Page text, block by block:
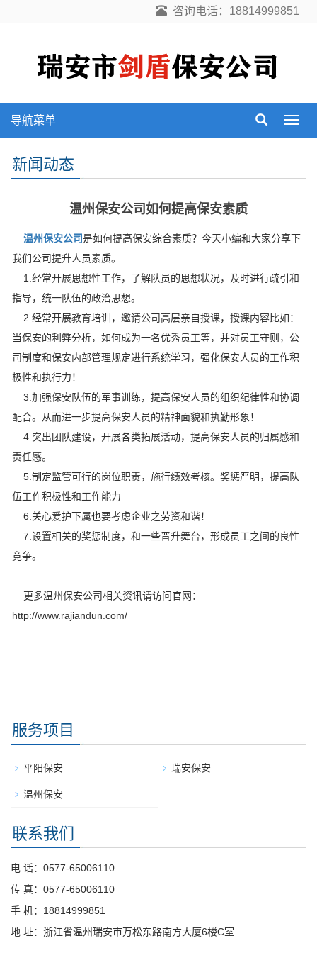
咨询电话：18814999851
导
导航菜单
新闻动态
温州保安公司如何提高保安素质
温州保安公司是如何提高保安综合素质？今天小编和大家分享下
我们公司提升人员素质。
1.经常开展思想性工作，了解队员的思想状况，及时进行疏引和
指导，统一队伍的政治思想。
2.经常开展教育培训，邀请公司高层亲自授课，授课内容比如：
当保安的利弊分析，如何成为一名优秀员工等，并对员工守则，公
司制度和保安内部管理规定进行系统学习，强化保安人员的工作积
极性和执行力！
3.加强保安队伍的军事训练，提高保安人员的组织纪律性和协调
配合。从而进一步提高保安人员的精神面貌和执勤形象！
4.突出团队建设，开展各类拓展活动，提高保安人员的归属感和
责任感。
5.制定监管可行的岗位职责，施行绩效考核。奖惩严明，提高队
伍工作积极性和工作能力
6.关心爱护下属也要考虑企业之劳资和谐！
7.设置相关的奖惩制度，和一些晋升舞台，形成员工之间的良性
竞争。
更多温州保安公司相关资讯请访问官网：
http://www.rajiandun.com/
服务项目
平阳保安 瑞安保安
温州保安
联系我们
电 话：0577-65006110
传 真：0577-65006110
手 机：18814999851
地 址：浙江省温州瑞安市万松东路南方大厦6楼C室